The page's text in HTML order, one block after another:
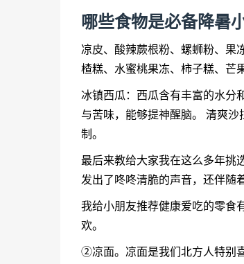
哪些食物是必备降暑
凉皮、酸辣蕨根粉、螺蛳粉、果
楂糕、水蜜桃果冻、柿子糕、芒
冰镇西瓜：西瓜含有丰富的水分
与苦味，能够提神醒脑。 清爽
制。
最后来教给大家我在这么多年挑
发出了咚咚清脆的声音，还伴随
我给小朋友推荐健康爱吃的零食
欢。
②凉面。凉面是我们北方人特别